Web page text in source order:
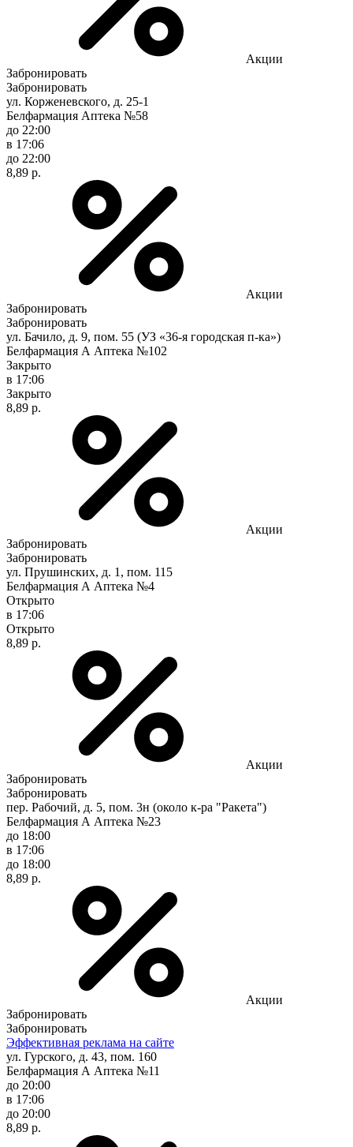
Акции
Забронировать
Забронировать
ул. Корженевского, д. 25-1
Белфармация Аптека №58
до 22:00
в 17:06
до 22:00
8,89 р.
Акции
Забронировать
Забронировать
ул. Бачило, д. 9, пом. 55 (УЗ «36-я городская п-ка»)
Белфармация А Аптека №102
Закрыто
в 17:06
Закрыто
8,89 р.
Акции
Забронировать
Забронировать
ул. Прушинских, д. 1, пом. 115
Белфармация А Аптека №4
Открыто
в 17:06
Открыто
8,89 р.
Акции
Забронировать
Забронировать
пер. Рабочий, д. 5, пом. 3н (около к-ра "Ракета")
Белфармация А Аптека №23
до 18:00
в 17:06
до 18:00
8,89 р.
Акции
Забронировать
Забронировать
Эффективная реклама на сайте
ул. Гурского, д. 43, пом. 160
Белфармация А Аптека №11
до 20:00
в 17:06
до 20:00
8,89 р.